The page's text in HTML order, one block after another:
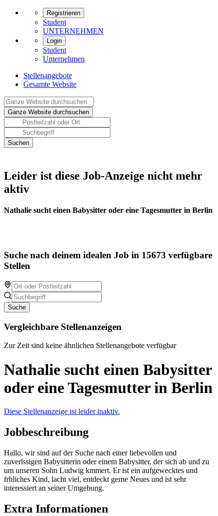
Registrieren
Student
UNTERNEHMEN
Login
Student
Unternehmen
Stellenangebote
Gesamte Website
Leider ist diese Job-Anzeige nicht mehr
aktiv
Nathalie sucht einen Babysitter oder eine Tagesmutter in Berlin
Suche nach deinem idealen Job in 15673 verfügbare
Stellen
Suche
Vergleichbare Stellenanzeigen
Zur Zeit sind keine ähnlichen Stellenangebote verfügbar
Nathalie sucht einen Babysitter
oder eine Tagesmutter in Berlin
Diese Stellenanzeige ist leider inaktiv.
Jobbeschreibung
Hallo, wir sind auf der Suche nach einer liebevollen und
zuverlssigen Babysitterin oder einem Babysitter, der sich ab und zu
um unseren Sohn Ludwig kmmert. Er ist ein aufgewecktes und
frhliches Kind, lacht viel, entdeckt gerne Neues und ist sehr
interessiert an seiner Umgebung.
Extra Informationen